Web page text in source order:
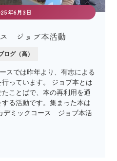
年6月3日
ジョブ本活動
ログ（高）
スでは昨年より、有志による
行っています。 ジョブ本とは
ことばで、本の再利用を通
る活動です。集まった本は
デミックコース ジョブ本活